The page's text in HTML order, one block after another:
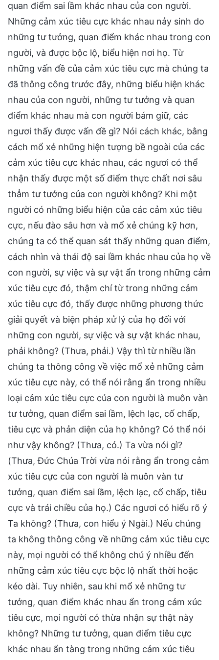
quan điểm sai lầm khác nhau của con người.
Những cảm xúc tiêu cực khác nhau nảy sinh do
những tư tưởng, quan điểm khác nhau trong con
người, và được bộc lộ, biểu hiện nơi họ. Từ
những vấn đề của cảm xúc tiêu cực mà chúng ta
đã thông công trước đây, những biểu hiện khác
nhau của con người, những tư tưởng và quan
điểm khác nhau mà con người bám giữ, các
ngươi thấy được vấn đề gì? Nói cách khác, bằng
cách mổ xẻ những hiện tượng bề ngoài của các
cảm xúc tiêu cực khác nhau, các ngươi có thể
nhận thấy được một số điểm thực chất nơi sâu
thẳm tư tưởng của con người không? Khi một
người có những biểu hiện của các cảm xúc tiêu
cực, nếu đào sâu hơn và mổ xẻ chúng kỹ hơn,
chúng ta có thể quan sát thấy những quan điểm,
cách nhìn và thái độ sai lầm khác nhau của họ về
con người, sự việc và sự vật ẩn trong những cảm
xúc tiêu cực đó, thậm chí từ trong những cảm
xúc tiêu cực đó, thấy được những phương thức
giải quyết và biện pháp xử lý của họ đối với
những con người, sự việc và sự vật khác nhau,
phải không? (Thưa, phải.) Vậy thì từ nhiều lần
chúng ta thông công về việc mổ xẻ những cảm
xúc tiêu cực này, có thể nói rằng ẩn trong nhiều
loại cảm xúc tiêu cực của con người là muôn vàn
tư tưởng, quan điểm sai lầm, lệch lạc, cố chấp,
tiêu cực và phản diện của họ không? Có thể nói
như vậy không? (Thưa, có.) Ta vừa nói gì?
(Thưa, Đức Chúa Trời vừa nói rằng ẩn trong cảm
xúc tiêu cực của con người là muôn vàn tư
tưởng, quan điểm sai lầm, lệch lạc, cố chấp, tiêu
cực và trái chiều của họ.) Các ngươi có hiểu rõ ý
Ta không? (Thưa, con hiểu ý Ngài.) Nếu chúng
ta không thông công về những cảm xúc tiêu cực
này, mọi người có thể không chú ý nhiều đến
những cảm xúc tiêu cực bộc lộ nhất thời hoặc
kéo dài. Tuy nhiên, sau khi mổ xẻ những tư
tưởng, quan điểm khác nhau ẩn trong cảm xúc
tiêu cực, mọi người có thừa nhận sự thật này
không? Những tư tưởng, quan điểm tiêu cực
khác nhau ẩn tàng trong những cảm xúc tiêu